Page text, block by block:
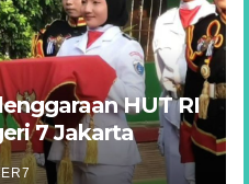
HUT RI
7 Jakarta